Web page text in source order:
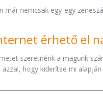
nemcsak egy-egy
érhető el
szeretnénk a magunk
hogy kiderítse mi